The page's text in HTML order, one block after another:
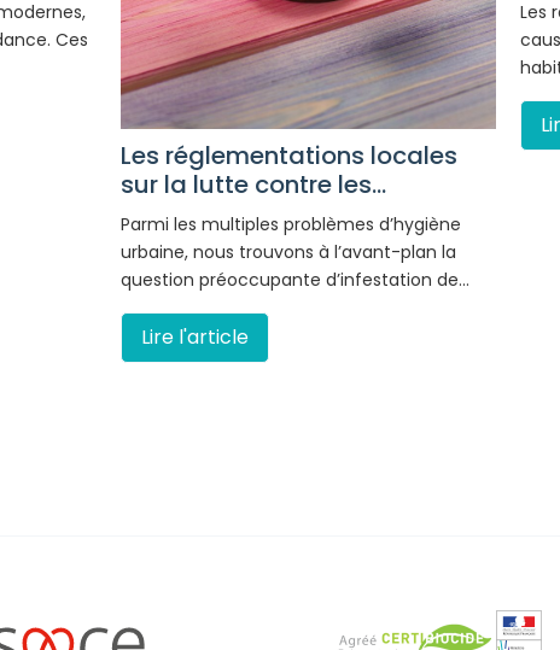
Ces
Les réglementations locales
sur la lutte contre les...
Parmi les multiples problèmes d’hygiène
urbaine, nous trouvons à l’avant-plan la
question préoccupante d’infestation de…
Lire l'article
Les